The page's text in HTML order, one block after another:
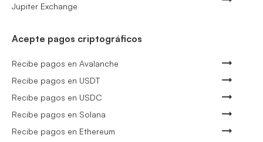
Jupiter Exchange
Acepte pagos criptográficos
Recibe pagos en Avalanche
Recibe pagos en USDT
Recibe pagos en USDC
Recibe pagos en Solana
Recibe pagos en Ethereum